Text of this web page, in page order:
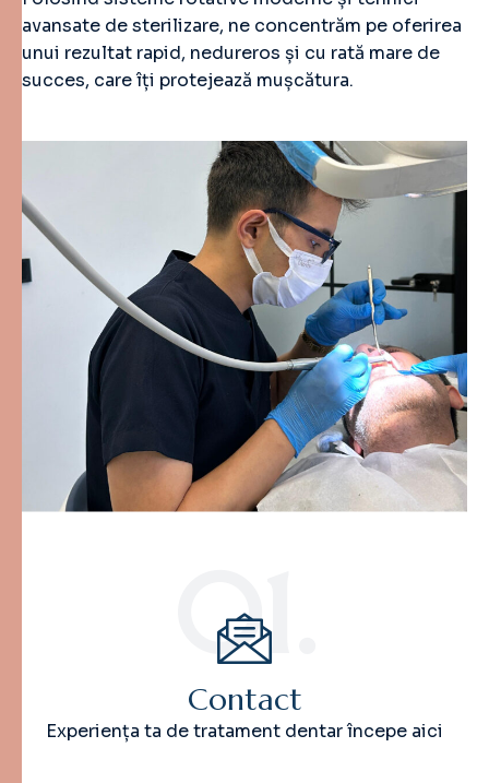
avansate de sterilizare, ne concentrăm pe oferirea
unui rezultat rapid, nedureros și cu rată mare de
succes, care îți protejează mușcătura.
01.
Contact
Experiența ta de tratament dentar începe aici